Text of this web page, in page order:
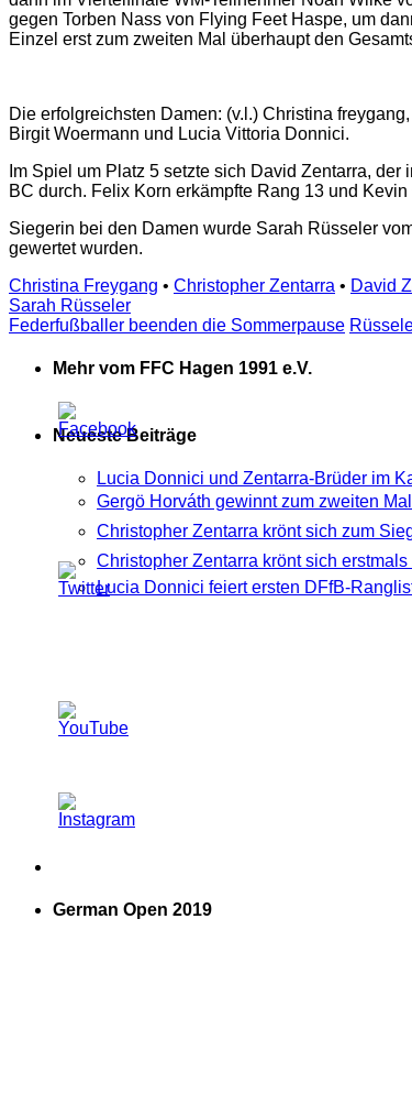
gegen Torben Nass von Flying Feet Haspe, um
Einzel erst zum zweiten Mal überhaupt den
Die erfolgreichsten Damen: (v.l.) Christina
Birgit Woermann und Lucia Vittoria Donnici.
Im Spiel um Platz 5 setzte sich David Zentarra,
BC durch. Felix Korn erkämpfte Rang 13 und Kevin
Siegerin bei den Damen wurde Sarah Rüsseler
gewertet wurden.
Christina Freygang • Christopher Zentarra • David
Sarah Rüsseler
Federfußballer beenden die Sommerpause
Mehr vom FFC Hagen 1991 e.V.
Neueste Beiträge
Lucia Donnici und Zentarra-Brüder im
Gergö Horváth gewinnt zum zweiten
Christopher Zentarra krönt sich zum
Christopher Zentarra krönt sich
Lucia Donnici feiert ersten DFfB-
German Open 2019